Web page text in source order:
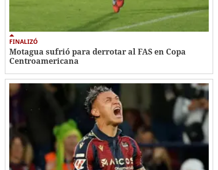
FINALIZÓ
Motagua sufrió para derrotar al FAS en Copa
Centroamericana